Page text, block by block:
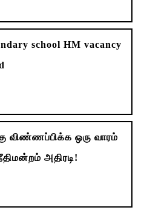
school HM vacancy
விண்ணப்பிக்க ஒரு வாரம்
அதிரடி!